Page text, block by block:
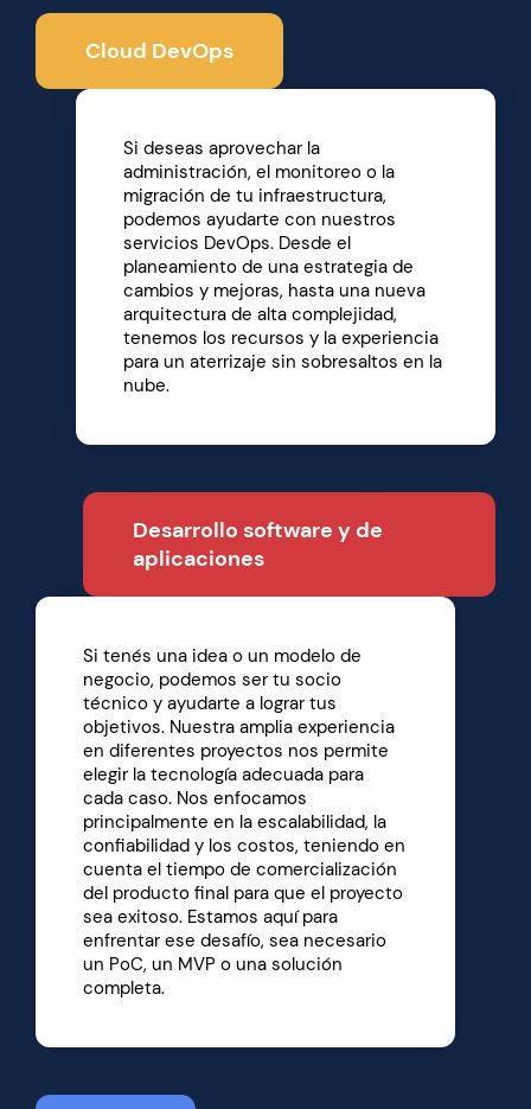
Cloud DevOps
Si deseas aprovechar la
administración, el monitoreo o la
migración de tu infraestructura,
podemos ayudarte con nuestros
servicios DevOps. Desde el
planeamiento de una estrategia de
cambios y mejoras, hasta una nueva
arquitectura de alta complejidad,
tenemos los recursos y la experiencia
para un aterrizaje sin sobresaltos en la
nube.
Desarrollo software y de
aplicaciones
Si tenés una idea o un modelo de
negocio, podemos ser tu socio
técnico y ayudarte a lograr tus
objetivos. Nuestra amplia experiencia
en diferentes proyectos nos permite
elegir la tecnología adecuada para
cada caso. Nos enfocamos
principalmente en la escalabilidad, la
confiabilidad y los costos, teniendo en
cuenta el tiempo de comercialización
del producto final para que el proyecto
sea exitoso. Estamos aquí para
enfrentar ese desafío, sea necesario
un PoC, un MVP o una solución
completa.